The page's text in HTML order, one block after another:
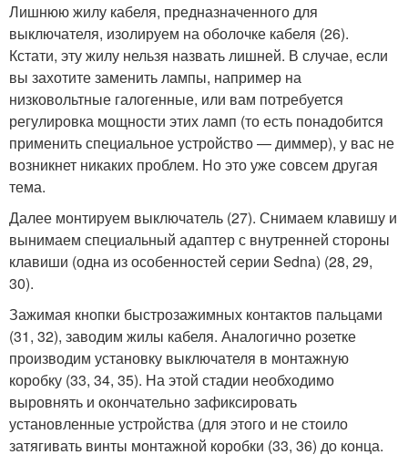
Лишнюю жилу кабеля, предназначенного для
выключателя, изолируем на оболочке кабеля (26).
Кстати, эту жилу нельзя назвать лишней. В случае, если
вы захотите заменить лампы, например на
низковольтные галогенные, или вам потребуется
регулировка мощности этих ламп (то есть понадобится
применить специальное устройство — диммер), у вас не
возникнет никаких проблем. Но это уже совсем другая
тема.
Далее монтируем выключатель (27). Снимаем клавишу и
вынимаем специальный адаптер с внутренней стороны
клавиши (одна из особенностей серии Sedna) (28, 29,
30).
Зажимая кнопки быстрозажимных контактов пальцами
(31, 32), заводим жилы кабеля. Аналогично розетке
производим установку выключателя в монтажную
коробку (33, 34, 35). На этой стадии необходимо
выровнять и окончательно зафиксировать
установленные устройства (для этого и не стоило
затягивать винты монтажной коробки (33, 36) до конца.